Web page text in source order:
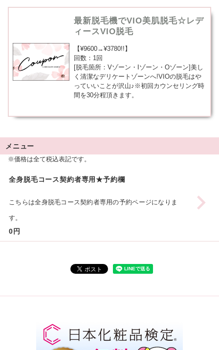
最新脱毛機でVIO美肌脱毛☆レデ
ィースVIO脱毛
【¥9600→¥3780!!】
回数：1回
[脱毛箇所：Vゾーン・Iゾーン・Oゾーン]美し
く清潔なデリケートゾーンへ!VIOの脱毛はや
っていいことが沢山♪※初回カウンセリング時
間を30分程頂きます。
メニュー
※価格は全て税込表記です。
全身脱毛コース契約者専用★予約欄
こちらは全身脱毛コース契約者専用の予約ページになりま
す。
0円